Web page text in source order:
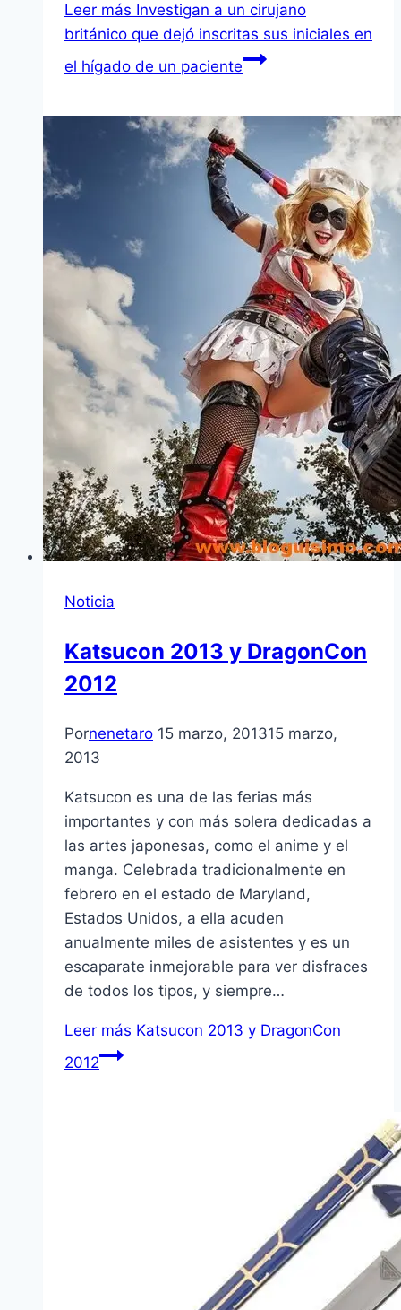
Leer más Investigan a un cirujano
británico que dejó inscritas sus iniciales en
el hígado de un paciente
Noticia
Katsucon 2013 y DragonCon
2012
Pornenetaro 15 marzo, 201315 marzo,
2013
Katsucon es una de las ferias más
importantes y con más solera dedicadas a
las artes japonesas, como el anime y el
manga. Celebrada tradicionalmente en
febrero en el estado de Maryland,
Estados Unidos, a ella acuden
anualmente miles de asistentes y es un
escaparate inmejorable para ver disfraces
de todos los tipos, y siempre…
Leer más Katsucon 2013 y DragonCon
2012